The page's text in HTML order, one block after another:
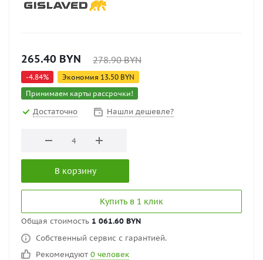
265.40 BYN 278.90BYN
-4.84% Экономия 13.50 BYN
Принимаем карты рассрочки!
Достаточно Нашли дешевле?
В корзину
Купить в 1 клик
Общая стоимость 1 061.60 BYN
Собственный сервис с гарантией.
Рекомендуют 0 человек